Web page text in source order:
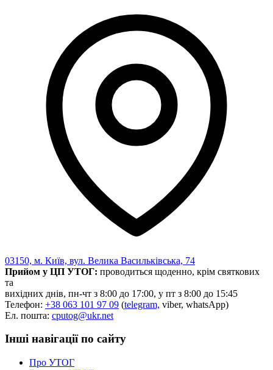
Харківська область
Херсонська область
Хмельницька область
Черкаська область
Чернівецька область
Чернігівська область
Особи відповідальні за контактування з
питань укладення договорів
Вивчаємо жестову мову
Дитяча сторінка
Новини про жестову мову
Ресурс для вивчення жестових мов різних країн
ЦУЖМ
Проєкт "Жестова мова для поліцейських"
Про шахрайські схеми
ВІКТОРИНА
На допомогу військовим
Нормативна база УТОГ
Конвенція ООН
Законодавство
Документи ВФГ
03150, м. Київ, вул. Велика Васильківська, 74
Прийом у ЦП УТОГ: проводиться щоденно, крім святкових
та
вихідних днів, пн-чт з 8:00 до 17:00, у пт з 8:00 до 15:45
Телефон: +38 063 101 97 09 (telegram, viber, whatsApp)
Ел. пошта: cputog@ukr.net
Інші навігації по сайту
Про УТОГ